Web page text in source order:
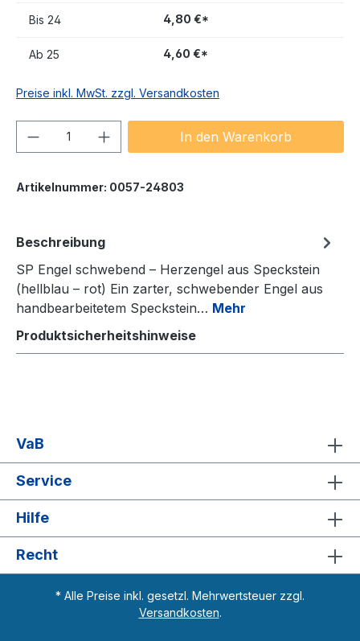
Bis 24 4,80 €*
Ab 25 4,60 €*
Preise inkl. MwSt. zzgl. Versandkosten
Produkt Anzahl: Gib denIn den Warenkorb
Artikelnummer: 0057-24803
Beschreibung
SP Engel schwebend – Herzengel aus Speckstein
(hellblau – rot) Ein zarter, schwebender Engel aus
handbearbeitetem Speckstein… Mehr
Produktsicherheitshinweise
VaB
Service
Hilfe
Recht
* Alle Preise inkl. gesetzl. Mehrwertsteuer zzgl.
Versandkosten.